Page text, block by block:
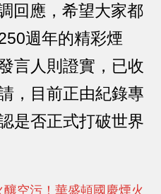
回應，希望大家都
週年的精彩煙
言人則證實，已收
，目前正由紀錄專
是否正式打破世界
空污！華盛頓國慶煙火